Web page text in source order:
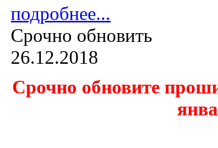
подробнее...
Срочно обновить
26.12.2018
Срочно обновите